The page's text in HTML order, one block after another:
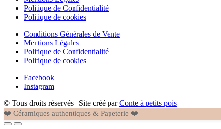
sur
page
du
produit
à
50,00€
Politique de Confidentialité
Politique de cookies
Conditions Générales de Vente
Mentions Légales
Politique de Confidentialité
Politique de cookies
Facebook
Instagram
© Tous droits réservés | Site créé parConte à petits pois
❤️ Céramiques authentiques & Papeterie ❤️